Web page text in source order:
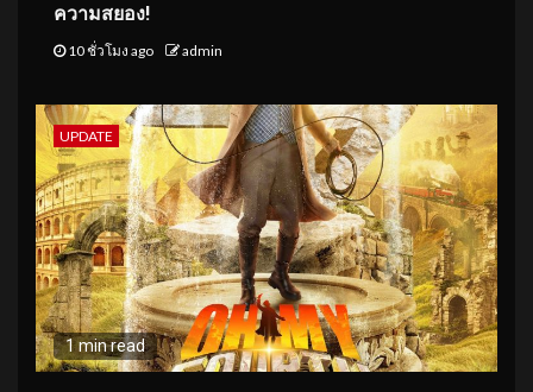
ความสยอง!
10 ชั่วโมง ago admin
UPDATE
1 min read